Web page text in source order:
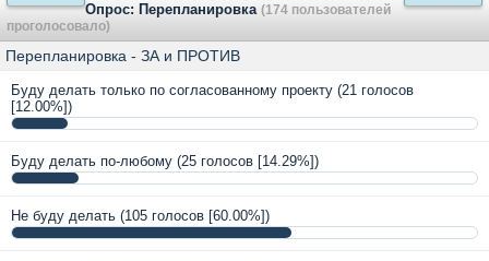
Опрос: Перепланировка (174 пользователей
проголосовало)
Перепланировка - ЗА и ПРОТИВ
Буду делать только по согласованному проекту (21 голосов
[12.00%])
Буду делать по-любому (25 голосов [14.29%])
Не буду делать (105 голосов [60.00%])